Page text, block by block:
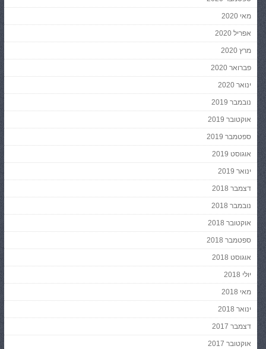
מאי 2020
אפריל 2020
מרץ 2020
פברואר 2020
ינואר 2020
נובמבר 2019
אוקטובר 2019
ספטמבר 2019
אוגוסט 2019
ינואר 2019
דצמבר 2018
נובמבר 2018
אוקטובר 2018
ספטמבר 2018
אוגוסט 2018
יולי 2018
מאי 2018
ינואר 2018
דצמבר 2017
אוקטובר 2017